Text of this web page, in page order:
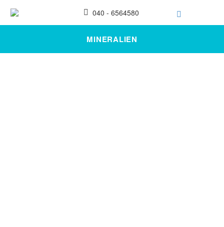
040 - 6564580
MINERALIEN